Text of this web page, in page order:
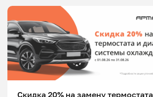
Скидка 20% на замену